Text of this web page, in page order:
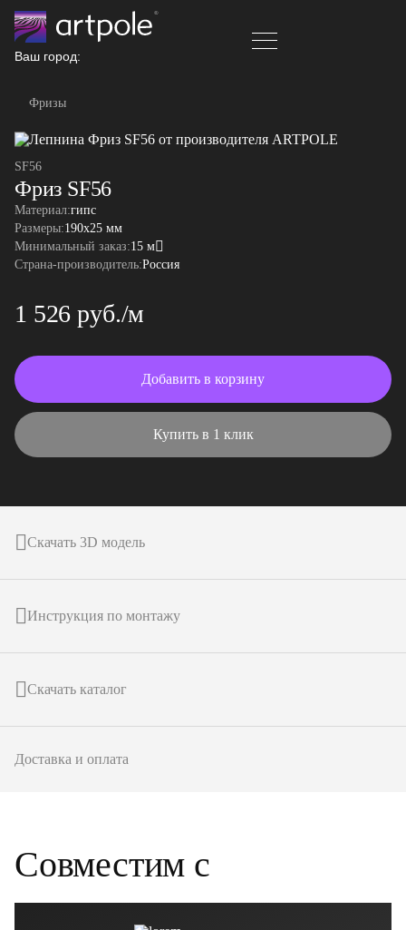
Ваш город:
Фризы
SF56
Фриз SF56
Материал:гипс
Размеры:190x25 мм
Минимальный заказ:15 м
Страна-производитель:Россия
1 526 руб./м
Добавить в корзину
Купить в 1 клик
Скачать 3D модель
Инструкция по монтажу
Скачать каталог
Доставка и оплата
Совместим с